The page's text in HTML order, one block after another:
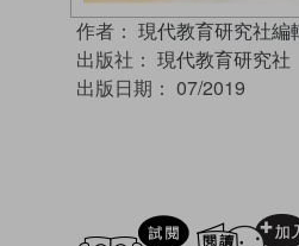
作者： 現代教育研究社編
出版社： 現代教育研究社
出版日期： 07/2019
試閲